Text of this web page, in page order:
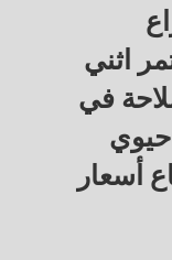
اثني
في
أسعار